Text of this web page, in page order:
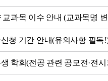
교과목 이수 안내 (교과목명
신청 기간 안내(유의사항 필독
학회(전공 관련 공모전·전